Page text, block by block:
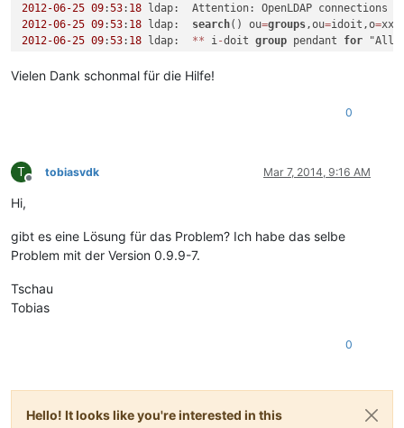
2012-06-25 09:53: 18 ldap:  Attention: OpenLDAP connections
2012-06-25 09:53: 18 ldap: search() ou=groups ,ou=idoit,o=
2012-06-25 09:53: 18 ldap: ** i -doit group pendant for
2012 -06-25 09:53:18 ldap:  Attached
Vielen Dank schonmal für die Hilfe!
0
T
Offline
tobiasvdk Mar 7, 2014, 9:16 AM
Hi,
gibt es eine Lösung für das Problem? Ich habe das selbe
Problem mit der Version 0.9.9-7.
Tschau
Tobias
0
Hello! It looks like you're interested in this